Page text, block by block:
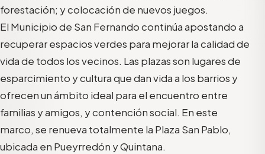
forestación; y colocación de nuevos juegos.
El Municipio de San Fernando continúa apostando a
recuperar espacios verdes para mejorar la calidad de
vida de todos los vecinos. Las plazas son lugares de
esparcimiento y cultura que dan vida a los barrios y
ofrecen un ámbito ideal para el encuentro entre
familias y amigos, y contención social. En este
marco, se renueva totalmente la Plaza San Pablo,
ubicada en Pueyrredón y Quintana.